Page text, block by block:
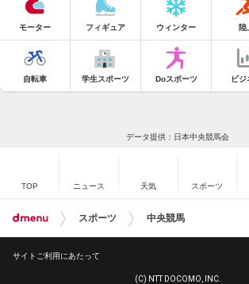
モーター フィギュア ウィンター 陸
自転車 学生スポーツ Doスポーツ ビジ
データ提供：日本中央競馬会
TOP ニュース 天気 スポーツ
スポーツ 中央競馬
サイトご利用にあたって
(C) NTT DOCOMO, INC.